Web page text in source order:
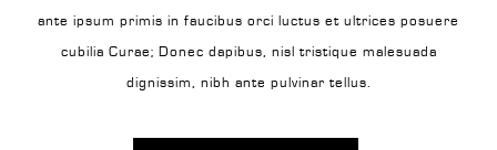
ante ipsum primis in faucibus orci luctus et ultrices posuere
cubilia Curae; Donec dapibus, nisl tristique malesuada
dignissim, nibh ante pulvinar tellus.